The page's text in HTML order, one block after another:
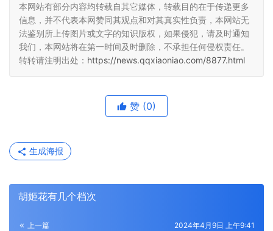
本网站有部分内容均转载自其它媒体，转载目的在于传递更多
信息，并不代表本网赞同其观点和对其真实性负责，本网站无
法鉴别所上传图片或文字的知识版权，如果侵犯，请及时通知
我们，本网站将在第一时间及时删除，不承担任何侵权责任。
转转请注明出处： https://news.qqxiaoniao.com/8877.html
赞 (0)
生成海报
胡姬花有几个档次
上一篇 2024年4月9日 上午9:41